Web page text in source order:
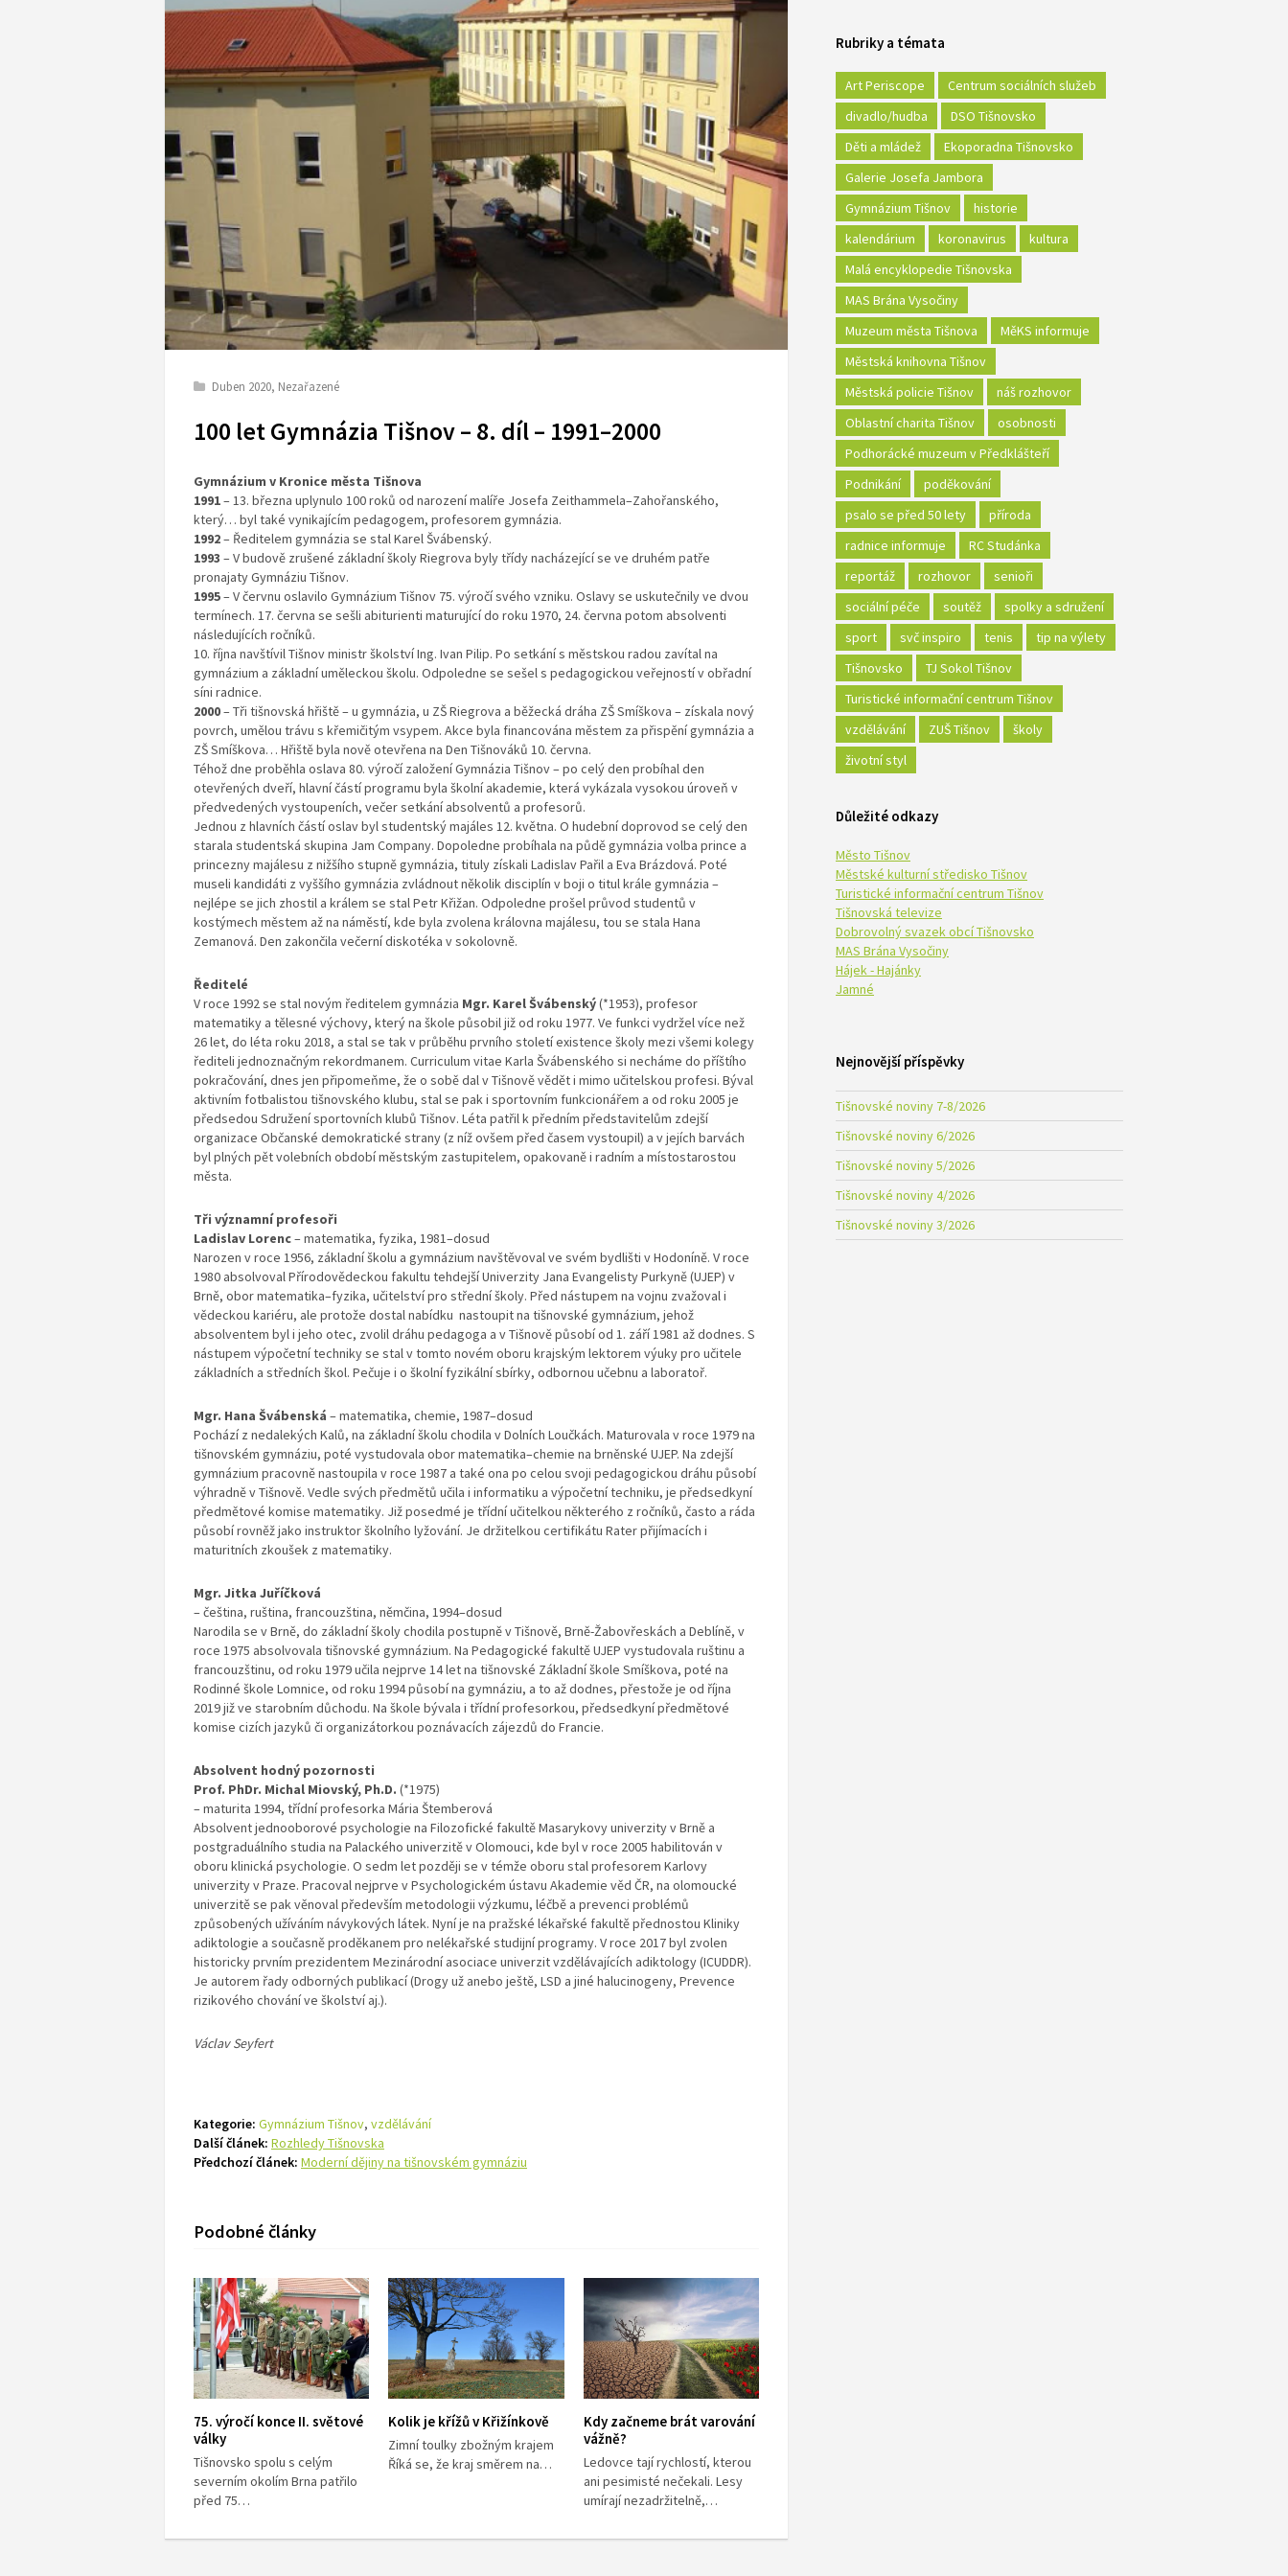
Duben 2020, Nezařazené
100 let Gymnázia Tišnov – 8. díl – 1991–2000
Gymnázium v Kronice města Tišnova
1991– 13. března uplynulo 100 roků od narození malíře Josefa Zeithammela–Zahořanského,
který… byl také vynikajícím pedagogem, profesorem gymnázia.
1992– Ředitelem gymnázia se stal Karel Švábenský.
1993 – V budově zrušené základní školy Riegrova byly třídy nacházející se ve druhém patře
pronajaty Gymnáziu Tišnov.
1995– V červnu oslavilo Gymnázium Tišnov 75. výročí svého vzniku. Oslavy se uskutečnily ve dvou
termínech. 17. června se sešli abiturienti maturující do roku 1970, 24. června potom absolventi
následujících ročníků.
10. října navštívil Tišnov ministr školství Ing. Ivan Pilip. Po setkání s městskou radou zavítal na
gymnázium a základní uměleckou školu. Odpoledne se sešel s pedagogickou veřejností v obřadní
síni radnice.
2000– Tři tišnovská hřiště – u gymnázia, u ZŠ Riegrova a běžecká dráha ZŠ Smíškova – získala nový
povrch, umělou trávu s křemičitým vsypem. Akce byla financována městem za přispění gymnázia a
ZŠ Smíškova… Hřiště byla nově otevřena na Den Tišnováků 10. června.
Téhož dne proběhla oslava 80. výročí založení Gymnázia Tišnov – po celý den probíhal den
otevřených dveří, hlavní částí programu byla školní akademie, která vykázala vysokou úroveň v
předvedených vystoupeních, večer setkání absolventů a profesorů.
Jednou z hlavních částí oslav byl studentský majáles 12. května. O hudební doprovod se celý den
starala studentská skupina Jam Company. Dopoledne probíhala na půdě gymnázia volba prince a
princezny majálesu z nižšího stupně gymnázia, tituly získali Ladislav Pařil a Eva Brázdová. Poté
museli kandidáti z vyššího gymnázia zvládnout několik disciplín v boji o titul krále gymnázia –
nejlépe se jich zhostil a králem se stal Petr Křižan. Odpoledne prošel průvod studentů v
kostýmech městem až na náměstí, kde byla zvolena královna majálesu, tou se stala Hana
Zemanová. Den zakončila večerní diskotéka v sokolovně.
Ředitelé
V roce 1992 se stal novým ředitelem gymnázia Mgr. Karel Švábenský(*1953), profesor
matematiky a tělesné výchovy, který na škole působil již od roku 1977. Ve funkci vydržel více než
26 let, do léta roku 2018, a stal se tak v průběhu prvního století existence školy mezi všemi kolegy
řediteli jednoznačným rekordmanem. Curriculum vitae Karla Švábenského si necháme do příštího
pokračování, dnes jen připomeňme, že o sobě dal v Tišnově vědět i mimo učitelskou profesi. Býval
aktivním fotbalistou tišnovského klubu, stal se pak i sportovním funkcionářem a od roku 2005 je
předsedou Sdružení sportovních klubů Tišnov. Léta patřil k předním představitelům zdejší
organizace Občanské demokratické strany (z níž ovšem před časem vystoupil) a v jejích barvách
byl plných pět volebních období městským zastupitelem, opakovaně i radním a místostarostou
města.
Tři významní profesoři
Ladislav Lorenc– matematika, fyzika, 1981–dosud
Narozen v roce 1956, základní školu a gymnázium navštěvoval ve svém bydlišti v Hodoníně. V roce
1980 absolvoval Přírodovědeckou fakultu tehdejší Univerzity Jana Evangelisty Purkyně (UJEP) v
Brně, obor matematika–fyzika, učitelství pro střední školy. Před nástupem na vojnu zvažoval i
vědeckou kariéru, ale protože dostal nabídku nastoupit na tišnovské gymnázium, jehož
absolventem byl i jeho otec, zvolil dráhu pedagoga a v Tišnově působí od 1. září 1981 až dodnes. S
nástupem výpočetní techniky se stal v tomto novém oboru krajským lektorem výuky pro učitele
základních a středních škol. Pečuje i o školní fyzikální sbírky, odbornou učebnu a laboratoř.
Mgr. Hana Švábenská – matematika, chemie, 1987–dosud
Pochází z nedalekých Kalů, na základní školu chodila v Dolních Loučkách. Maturovala v roce 1979 na
tišnovském gymnáziu, poté vystudovala obor matematika–chemie na brněnské UJEP. Na zdejší
gymnázium pracovně nastoupila v roce 1987 a také ona po celou svoji pedagogickou dráhu působí
výhradně v Tišnově. Vedle svých předmětů učila i informatiku a výpočetní techniku, je předsedkyní
předmětové komise matematiky. Již posedmé je třídní učitelkou některého z ročníků, často a ráda
působí rovněž jako instruktor školního lyžování. Je držitelkou certifikátu Rater přijímacích i
maturitních zkoušek z matematiky.
Mgr. Jitka Juříčková
– čeština, ruština, francouzština, němčina, 1994–dosud
Narodila se v Brně, do základní školy chodila postupně v Tišnově, Brně-Žabovřeskách a Deblíně, v
roce 1975 absolvovala tišnovské gymnázium. Na Pedagogické fakultě UJEP vystudovala ruštinu a
francouzštinu, od roku 1979 učila nejprve 14 let na tišnovské Základní škole Smíškova, poté na
Rodinné škole Lomnice, od roku 1994 působí na gymnáziu, a to až dodnes, přestože je od října
2019 již ve starobním důchodu. Na škole bývala i třídní profesorkou, předsedkyní předmětové
komise cizích jazyků či organizátorkou poznávacích zájezdů do Francie.
Absolvent hodný pozornosti
Prof. PhDr. Michal Miovský, Ph.D. (*1975)
– maturita 1994, třídní profesorka Mária Štemberová
Absolvent jednooborové psychologie na Filozofické fakultě Masarykovy univerzity v Brně a
postgraduálního studia na Palackého univerzitě v Olomouci, kde byl v roce 2005 habilitován v
oboru klinická psychologie. O sedm let později se v témže oboru stal profesorem Karlovy
univerzity v Praze. Pracoval nejprve v Psychologickém ústavu Akademie věd ČR, na olomoucké
univerzitě se pak věnoval především metodologii výzkumu, léčbě a prevenci problémů
způsobených užíváním návykových látek. Nyní je na pražské lékařské fakultě přednostou Kliniky
adiktologie a současně proděkanem pro nelékařské studijní programy. V roce 2017 byl zvolen
historicky prvním prezidentem Mezinárodní asociace univerzit vzdělávajících adiktology (ICUDDR).
Je autorem řady odborných publikací (Drogy už anebo ještě, LSD a jiné halucinogeny, Prevence
rizikového chování ve školství aj.).
Václav Seyfert
Kategorie: Gymnázium Tišnov, vzdělávání
Další článek: Rozhledy Tišnovska
Předchozí článek: Moderní dějiny na tišnovském gymnáziu
Podobné články
75. výročí konce II. světové
války
Tišnovsko spolu s celým
severním okolím Brna patřilo
před 75…
Kolik je křížů v Křižínkově
Zimní toulky zbožným krajem
Říká se, že kraj směrem na…
Kdy začneme brát varování
vážně?
Ledovce tají rychlostí, kterou
ani pesimisté nečekali. Lesy
umírají nezadržitelně,…
Rubriky a témata
Art Periscope
Centrum sociálních služeb
divadlo/hudba
DSO Tišnovsko
Děti a mládež
Ekoporadna Tišnovsko
Galerie Josefa Jambora
Gymnázium Tišnov
historie
kalendárium
koronavirus
kultura
Malá encyklopedie Tišnovska
MAS Brána Vysočiny
Muzeum města Tišnova
MěKS informuje
Městská knihovna Tišnov
Městská policie Tišnov
náš rozhovor
Oblastní charita Tišnov
osobnosti
Podhorácké muzeum v Předklášteří
Podnikání
poděkování
psalo se před 50 lety
příroda
radnice informuje
RC Studánka
reportáž
rozhovor
senioři
sociální péče
soutěž
spolky a sdružení
sport
svč inspiro tenis
tip na výlety
Tišnovsko
TJ Sokol Tišnov
Turistické informační centrum Tišnov
vzdělávání
ZUŠ Tišnov
školy
životní styl
Důležité odkazy
Město Tišnov
Městské kulturní středisko Tišnov
Turistické informační centrum Tišnov
Tišnovská televize
Dobrovolný svazek obcí Tišnovsko
MAS Brána Vysočiny
Hájek - Hajánky
Jamné
Nejnovější příspěvky
Tišnovské noviny 7-8/2026
Tišnovské noviny 6/2026
Tišnovské noviny 5/2026
Tišnovské noviny 4/2026
Tišnovské noviny 3/2026